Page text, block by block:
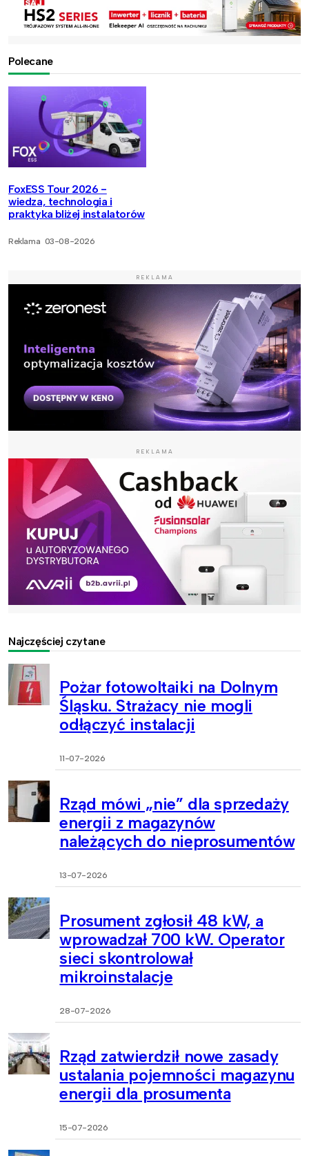
Polecane
FoxESS Tour 2026 -
wiedza, technologia i
praktyka bliżej instalatorów
Reklama 03-08-2026
REKLAMA
REKLAMA
Najczęściej czytane
Pożar fotowoltaiki na Dolnym
Śląsku. Strażacy nie mogli
odłączyć instalacji
11-07-2026
Rząd mówi „nie” dla sprzedaży
energii z magazynów
należących do nieprosumentów
13-07-2026
Prosument zgłosił 48 kW, a
wprowadzał 700 kW. Operator
sieci skontrolował
mikroinstalacje
28-07-2026
Rząd zatwierdził nowe zasady
ustalania pojemności magazynu
energii dla prosumenta
15-07-2026